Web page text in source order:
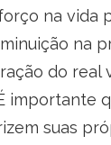
na vida
na
do real
importante
suas